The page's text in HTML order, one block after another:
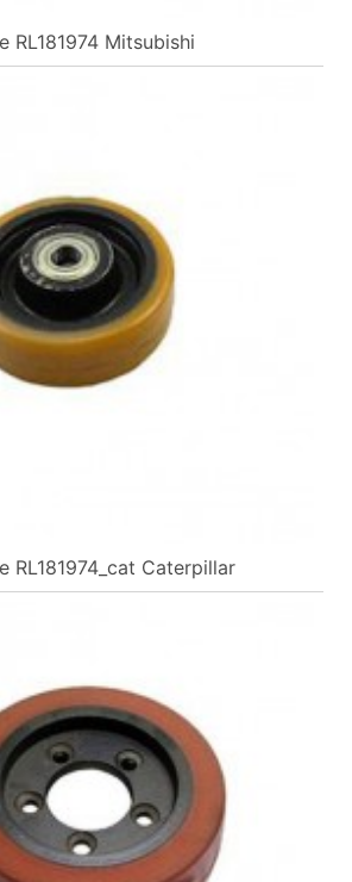
RL181974 Mitsubishi
RL181974_cat Caterpillar